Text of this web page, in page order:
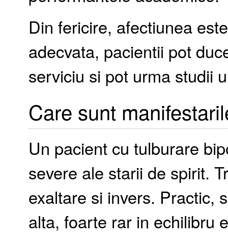
Din fericire, afectiunea
adecvata, pacientii pot
serviciu si pot urma studii
Care sunt
Un pacient cu tulburare
severe ale starii de spirit.
exaltare si invers. Practic,
alta, foarte rar in echilibru